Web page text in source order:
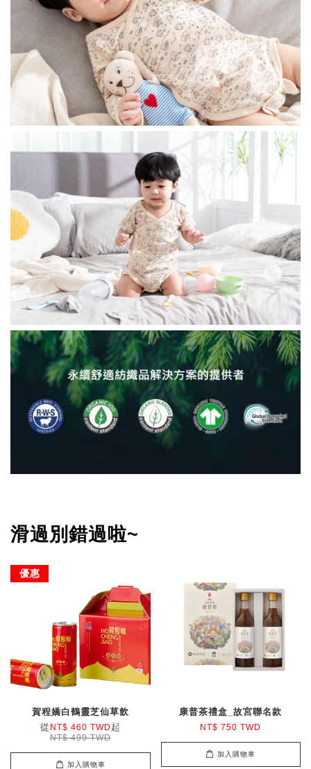
滑過別錯過啦~
優惠
賀程嬌白鶴靈芝仙草飲
從 NT$ 460 TWD 起
NT$ 499 TWD
加入購物車
康普茶禮盒_故宮聯名款
NT$ 750 TWD
加入購物車